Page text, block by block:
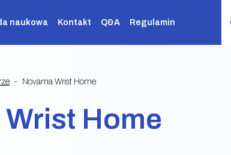
naukowa Kontakt Q&A Regulamin
Novama Wrist Home
Home